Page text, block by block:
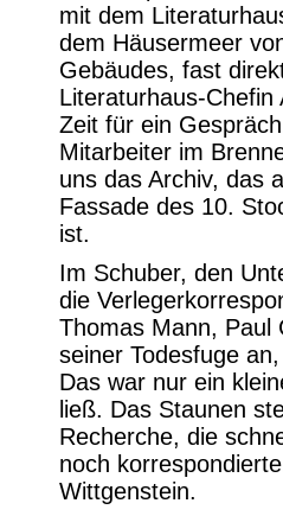
mit dem
dem Häusermeer
Gebäudes, fast
Literaturhaus-
Zeit für ein
Mitarbeiter im
uns das Archiv, das
Fassade des 10.
ist.
Im Schuber, den
die
Thomas Mann, Paul
seiner Todesfuge
Das war nur ein
ließ. Das Staunen
Recherche, die
noch
Wittgenstein.